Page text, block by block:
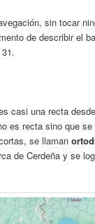
sin tocar
de describir el
casi una recta
es recta sino que
se llaman
de Cerdeña y se